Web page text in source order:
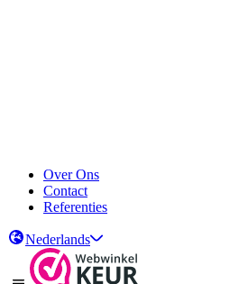
Over Ons
Contact
Referenties
Nederlands